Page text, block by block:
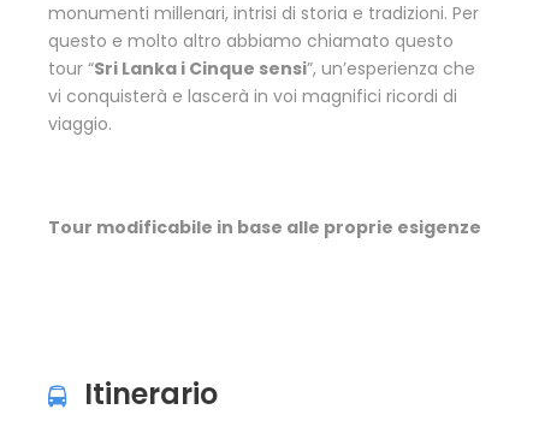
monumenti millenari, intrisi di storia e tradizioni. Per
questo e molto altro abbiamo chiamato questo
tour “Sri Lanka i Cinque sensi”, un’esperienza che
vi conquisterà e lascerà in voi magnifici ricordi di
viaggio.
Tour modificabile in base alle proprie esigenze
Itinerario